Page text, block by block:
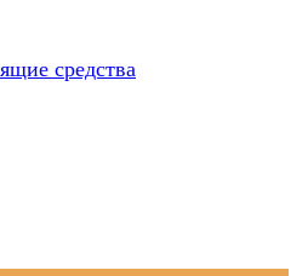
средства